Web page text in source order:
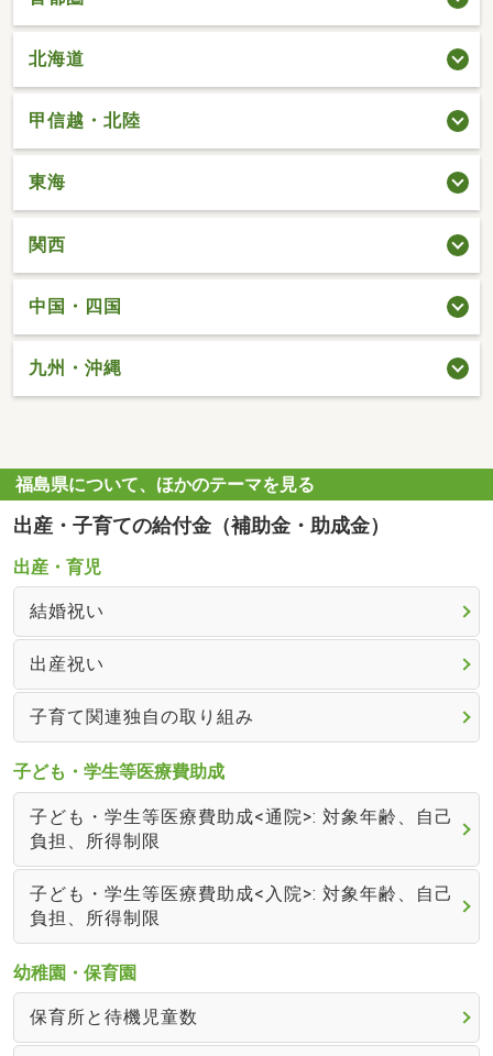
北海道
甲信越・北陸
東海
関西
中国・四国
九州・沖縄
福島県について、ほかのテーマを見る
出産・子育ての給付金（補助金・助成金）
出産・育児
結婚祝い
出産祝い
子育て関連独自の取り組み
子ども・学生等医療費助成
子ども・学生等医療費助成<通院>: 対象年齢、自己
負担、所得制限
子ども・学生等医療費助成<入院>: 対象年齢、自己
負担、所得制限
幼稚園・保育園
保育所と待機児童数